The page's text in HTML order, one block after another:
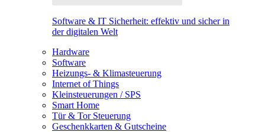
Software & IT Sicherheit: effektiv und sicher in
der digitalen Welt
Hardware
Software
Heizungs- & Klimasteuerung
Internet of Things
Kleinsteuerungen / SPS
Smart Home
Tür & Tor Steuerung
Geschenkkarten & Gutscheine